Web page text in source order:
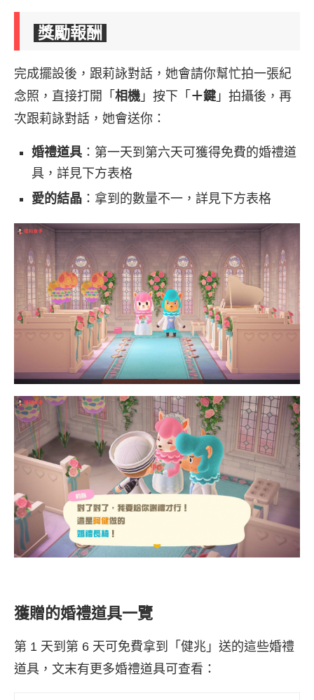
獎勵報酬
完成擺設後，跟莉詠對話，她會請你幫忙拍一張紀
念照，直接打開「 相機 」按下「 ＋鍵」拍攝後，再
次跟莉詠對話，她會送你：
婚禮道具 ：第一天到第六天可獲得免費的婚禮道
具，詳見下方表格
愛的結晶 ：拿到的數量不一，詳見下方表格
獲贈的婚禮道具一覽
第 1 天到第 6 天可免費拿到「健兆」送的這些婚禮
道具，文末有更多婚禮道具可查看：